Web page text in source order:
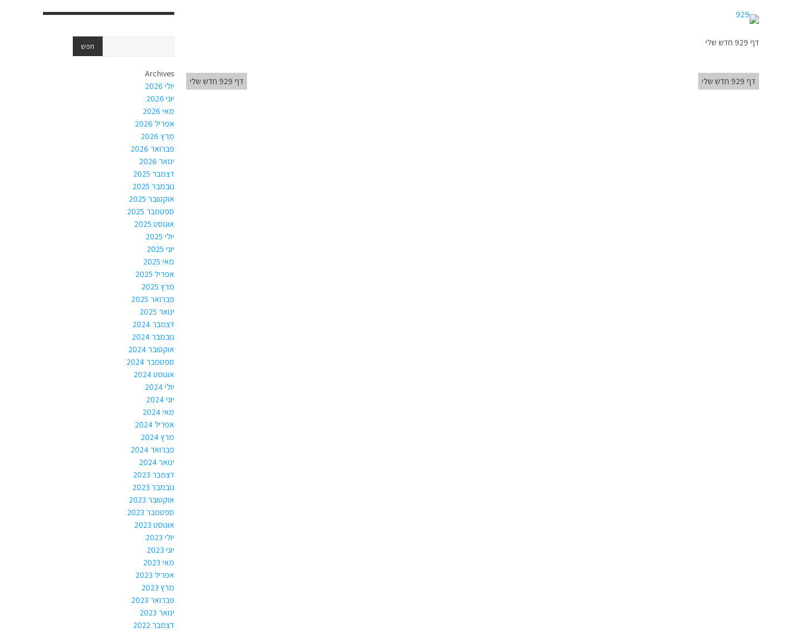
דף 929 חדש שלי
דף 929 חדש שלי דף 929 חדש שלי
Archives
יולי 2026
יוני 2026
מאי 2026
אפריל 2026
מרץ 2026
פברואר 2026
ינואר 2026
דצמבר 2025
נובמבר 2025
אוקטובר 2025
ספטמבר 2025
אוגוסט 2025
יולי 2025
יוני 2025
מאי 2025
אפריל 2025
מרץ 2025
פברואר 2025
ינואר 2025
דצמבר 2024
נובמבר 2024
אוקטובר 2024
ספטמבר 2024
אוגוסט 2024
יולי 2024
יוני 2024
מאי 2024
אפריל 2024
מרץ 2024
פברואר 2024
ינואר 2024
דצמבר 2023
נובמבר 2023
אוקטובר 2023
ספטמבר 2023
אוגוסט 2023
יולי 2023
יוני 2023
מאי 2023
אפריל 2023
מרץ 2023
פברואר 2023
ינואר 2023
דצמבר 2022